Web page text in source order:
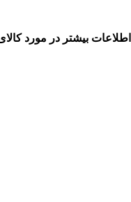
بیشتر در مورد